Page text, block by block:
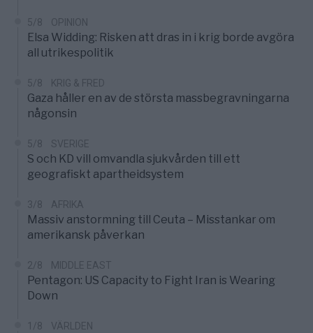
5/8 OPINION
Elsa Widding: Risken att dras in i krig borde avgöra
all utrikespolitik
5/8 KRIG & FRED
Gaza håller en av de största massbegravningarna
någonsin
5/8 SVERIGE
S och KD vill omvandla sjukvården till ett
geografiskt apartheidsystem
3/8 AFRIKA
Massiv anstormning till Ceuta – Misstankar om
amerikansk påverkan
2/8 MIDDLE EAST
Pentagon: US Capacity to Fight Iran is Wearing
Down
1/8 VÄRLDEN